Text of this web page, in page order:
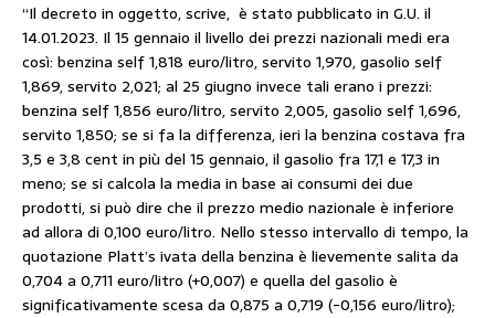
“Il decreto in oggetto, scrive, è stato pubblicato in G.U. il
14.01.2023. Il 15 gennaio il livello dei prezzi nazionali medi era
così: benzina self 1,818 euro/litro, servito 1,970, gasolio self
1,869, servito 2,021; al 25 giugno invece tali erano i prezzi:
benzina self 1,856 euro/litro, servito 2,005, gasolio self 1,696,
servito 1,850; se si fa la differenza, ieri la benzina costava fra
3,5 e 3,8 cent in più del 15 gennaio, il gasolio fra 17,1 e 17,3 in
meno; se si calcola la media in base ai consumi dei due
prodotti, si può dire che il prezzo medio nazionale è inferiore
ad allora di 0,100 euro/litro. Nello stesso intervallo di tempo, la
quotazione Platt’s ivata della benzina è lievemente salita da
0,704 a 0,711 euro/litro (+0,007) e quella del gasolio è
significativamente scesa da 0,875 a 0,719 (-0,156 euro/litro);